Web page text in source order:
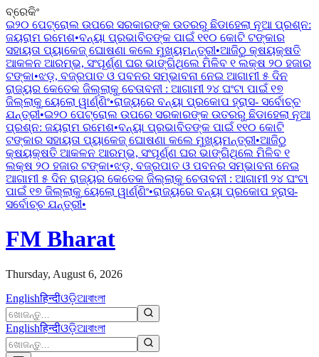
ବ୍ରେକିଂ
ଇ୨୦ ପେଟ୍ରୋଲ ଉପରେ ସରକାରଙ୍କ ଉତରରୁ ଛିଡାହେଲା ନୂଆ ପ୍ରଶ୍ନ:
ଜୟରାମ ରମେଶ•ବନ୍ୟା ପ୍ରଭାବିତଙ୍କ ପାଇଁ ୧୧୦ କୋଟି ଟଙ୍କାର
ସହାୟତା ପ୍ୟାକେଜ୍ ଘୋଷଣା କଲେ ମୁଖ୍ୟମନ୍ତ୍ରୀ•ଆଜିଠୁ କ୍ଷୟକ୍ଷତି
ଆକଳନ ଆରମ୍ଭ, ସଂପୂର୍ଣ୍ଣ ଘର ଭାଙ୍ଗିଥିଲେ ମିଳିବ ୧ ଲକ୍ଷ ୨୦ ହଜାର
ଟଙ୍କା•ଝଡ଼, ବଜ୍ରପାତ ଓ ପବନର ସମ୍ଭାବନା ନେଇ ଆଗାମୀ ୫ ଦିନ
ରାଜ୍ୟର କେତେକ ଜିଲ୍ଲାକୁ ଚେତାବନୀ : ଆଗାମୀ ୨୪ ଘଂଟା ପାଇଁ ୧୭
ଜିଲ୍ଲାକୁ ୟେଲୋ ୱାର୍ଣ୍ଣିଂ•ରାଜ୍ୟରେ ବନ୍ୟା ପ୍ରକୋପ ହ୍ରାସ- ସର୍ବୋଚ୍ଚ
ଯନ୍ତ୍ରୀ•ଇ୨୦ ପେଟ୍ରୋଲ ଉପରେ ସରକାରଙ୍କ ଉତରରୁ ଛିଡାହେଲା ନୂଆ
ପ୍ରଶ୍ନ: ଜୟରାମ ରମେଶ•ବନ୍ୟା ପ୍ରଭାବିତଙ୍କ ପାଇଁ ୧୧୦ କୋଟି
ଟଙ୍କାର ସହାୟତା ପ୍ୟାକେଜ୍ ଘୋଷଣା କଲେ ମୁଖ୍ୟମନ୍ତ୍ରୀ•ଆଜିଠୁ
କ୍ଷୟକ୍ଷତି ଆକଳନ ଆରମ୍ଭ, ସଂପୂର୍ଣ୍ଣ ଘର ଭାଙ୍ଗିଥିଲେ ମିଳିବ ୧
ଲକ୍ଷ ୨୦ ହଜାର ଟଙ୍କା•ଝଡ଼, ବଜ୍ରପାତ ଓ ପବନର ସମ୍ଭାବନା ନେଇ
ଆଗାମୀ ୫ ଦିନ ରାଜ୍ୟର କେତେକ ଜିଲ୍ଲାକୁ ଚେତାବନୀ : ଆଗାମୀ ୨୪ ଘଂଟା
ପାଇଁ ୧୭ ଜିଲ୍ଲାକୁ ୟେଲୋ ୱାର୍ଣ୍ଣିଂ•ରାଜ୍ୟରେ ବନ୍ୟା ପ୍ରକୋପ ହ୍ରାସ-
ସର୍ବୋଚ୍ଚ ଯନ୍ତ୍ରୀ•
FM Bharat
Thursday, August 6, 2026
Englishहिन्दीଓଡ଼ିଆবাংলা
Englishहिन्दीଓଡ଼ିଆবাংলা